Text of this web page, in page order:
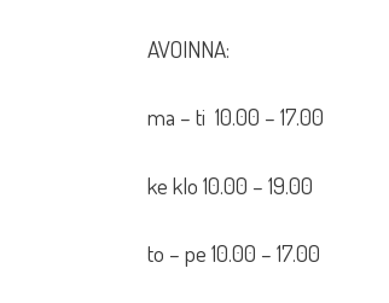
AVOINNA:
ma – ti 10.00 – 17.00
ke klo 10.00 – 19.00
to – pe 10.00 – 17.00